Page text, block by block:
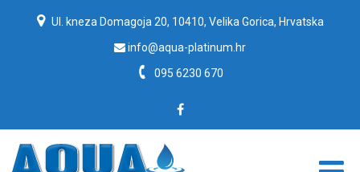
Ul. kneza Domagoja 20, 10410, Velika Gorica, Hrvatska
info@aqua-platinum.hr
095 6230 670